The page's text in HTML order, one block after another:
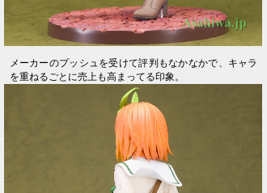
メーカーのプッシュを受けて評判もなかなかで、キャラ
を重ねるごとに売上も高まってる印象。